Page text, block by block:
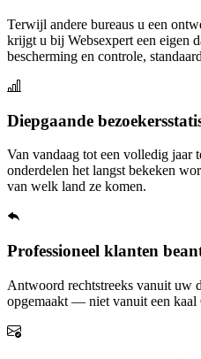
Terwijl andere bureaus u een
krijgt u bij Websexpert een eigen
bescherming en controle,
Diepgaande
Van vandaag tot een volledig jaar
onderdelen het langst bekeken
van welk land ze komen.
Professioneel klanten
Antwoord rechtstreeks vanuit uw
opgemaakt — niet vanuit een